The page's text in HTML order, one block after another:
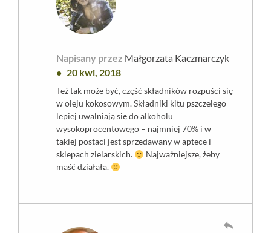
Napisany przez Małgorzata Kaczmarczyk
20 kwi, 2018
Też tak może być, część składników rozpuści się
w oleju kokosowym. Składniki kitu pszczelego
lepiej uwalniają się do alkoholu
wysokoprocentowego – najmniej 70% i w
takiej postaci jest sprzedawany w aptece i
sklepach zielarskich.
Najważniejsze, żeby
maść działała.
reply